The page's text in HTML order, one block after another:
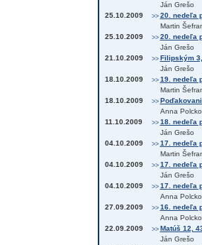
Ján Grešo
25.10.2009
>> 20. nedeľa
Martin
25.10.2009
>> 20. nedeľa
Ján Grešo
21.10.2009
>> Filipským
Ján Grešo
18.10.2009
>> 19. nedeľa
Martin
18.10.2009
>>
Anna
11.10.2009
>> 18. nedeľa
Ján Grešo
04.10.2009
>> 17. nedeľa
Martin
04.10.2009
>> 17. nedeľa
Ján Grešo
04.10.2009
>> 17. nedeľa
Anna
27.09.2009
>> 16. nedeľa
Anna
22.09.2009
>> Matúš 12,
Ján Grešo